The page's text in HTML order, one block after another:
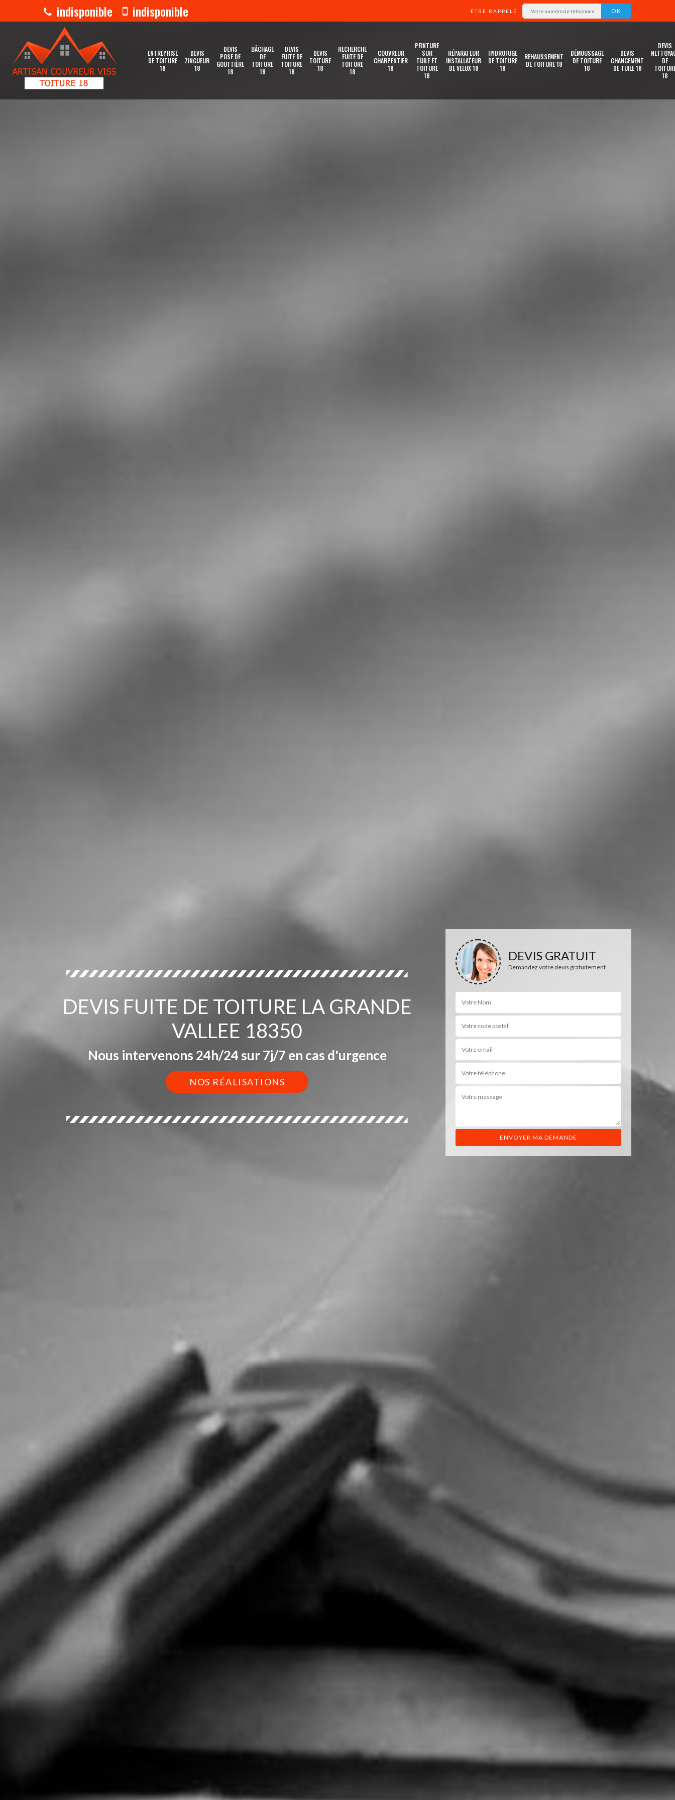
indisponible indisponible ÊTRE RAPPELÉ
ENTREPRISE
DE TOITURE
18
DEVIS
ZINGUEUR
18
DEVIS
POSE DE
GOUTTIÈRE
18
BÂCHAGE
DE
TOITURE
18
DEVIS
FUITE DE
TOITURE
18
DEVIS
TOITURE
18
RECHERCHE
FUITE DE
TOITURE
18
COUVREUR
CHARPENTIER
18
PEINTURE
SUR
TUILE ET
TOITURE
18
RÉPARATEUR
INSTALLATEUR
DE VELUX 18
HYDROFUGE
DE TOITURE
18
REHAUSSEMENT
DE TOITURE 18
DÉMOUSSAGE
DE TOITURE
18
DEVIS
CHANGEMENT
DE TUILE 18
DEVIS
DE
18
DEVIS FUITE DE TOITURE LA GRANDE
VALLEE 18350
Nous intervenons 24h/24 sur 7j/7 en cas d'urgence
NOS RÉALISATIONS
DEVIS GRATUIT
Demandez votre devis gratuitement